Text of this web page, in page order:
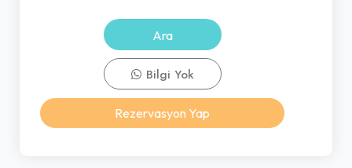
Ara
Bilgi Yok
Rezervasyon Yap